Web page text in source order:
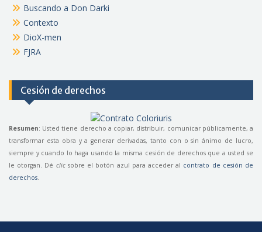
Buscando a Don Darki
Contexto
DioX-men
FJRA
Cesión de derechos
Resumen: Usted tiene derecho a copiar, distribuir, comunicar públicamente, a
transformar esta obra y a generar derivadas, tanto con o sin ánimo de lucro,
siempre y cuando lo haga usando la misma cesión de derechos que a usted se
le otorgan. Dé clicsobre el botón azul para acceder al contrato de cesión de
derechos.